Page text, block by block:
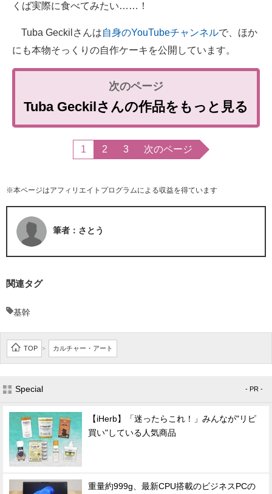
くば実際に食べてみたい……！
Tuba Geckilさんは自身のYouTubeチャンネルで、ほか
にも本物そっくりの自作ケーキを公開しています。
Tuba Geckilさんの作品をもっと見る
1 2 3 次のページ
※本ページはアフィリエイトプログラムによる収益を得ています
筆者：さとう
関連タグ
基幹
TOP > カルチャー・アート
Special - PR -
【iHerb】「迷ったらこれ！」みんなが"リピ
買い"している人気商品
重量約999g、最新CPU搭載のビジネスPCの